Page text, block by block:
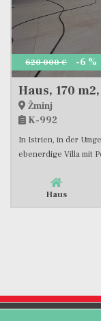
620 000 € -6 %
Haus, 170
Žminj
K-992
In Istrien, in der
ebenerdige Villa mit
Haus